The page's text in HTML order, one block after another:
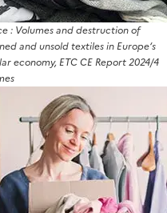
: Volumes and destruction of
and unsold textiles in Europe‘s
economy, ETC CE Report 2024/4